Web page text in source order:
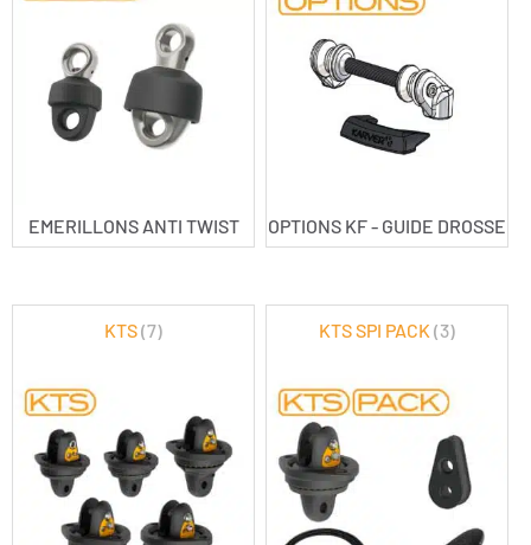
EMERILLONS ANTI TWIST OPTIONS KF - GUIDE DROSSE
KTS(7) KTS SPI PACK(3)